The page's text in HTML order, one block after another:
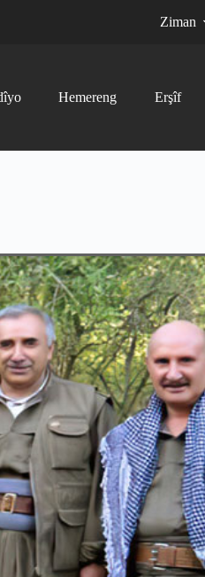
Ziman
Hemereng Erşîf